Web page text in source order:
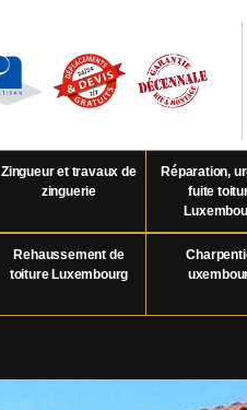
Zingueur et travaux de
zinguerie
Réparation,
fuite
Rehaussement de
toiture Luxembourg